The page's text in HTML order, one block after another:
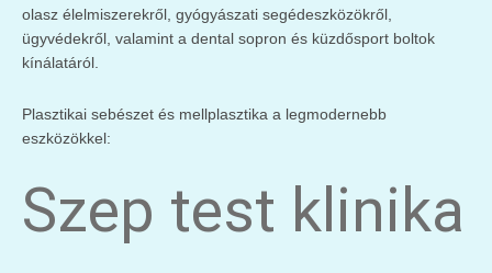
olasz élelmiszerekről, gyógyászati segédeszközökről,
ügyvédekről, valamint a dental sopron és küzdősport boltok
kínálatáról.
Plasztikai sebészet és mellplasztika a legmodernebb
eszközökkel:
Szep test klinika